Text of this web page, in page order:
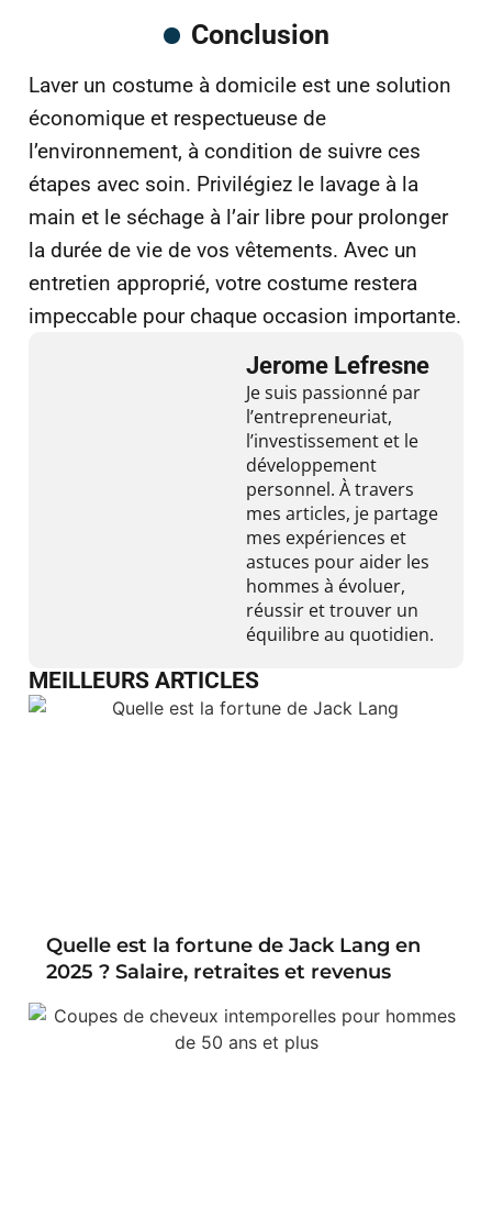
Conclusion
Laver un costume à domicile est une solution
économique et respectueuse de
l’environnement, à condition de suivre ces
étapes avec soin. Privilégiez le lavage à la
main et le séchage à l’air libre pour prolonger
la durée de vie de vos vêtements. Avec un
entretien approprié, votre costume restera
impeccable pour chaque occasion importante.
Jerome Lefresne
Je suis passionné par
l’entrepreneuriat,
l’investissement et le
développement
personnel. À travers
mes articles, je partage
mes expériences et
astuces pour aider les
hommes à évoluer,
réussir et trouver un
équilibre au quotidien.
MEILLEURS ARTICLES
Quelle est la fortune de Jack Lang en
2025 ? Salaire, retraites et revenus